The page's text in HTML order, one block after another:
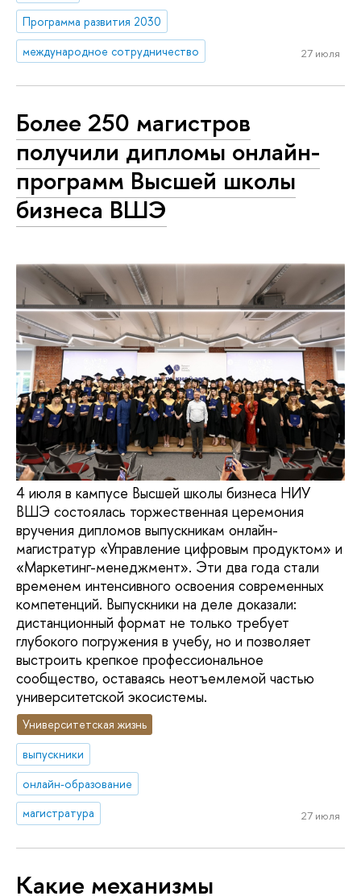
Программа развития 2030
международное сотрудничество
27 июля
Более 250 магистров
получили дипломы онлайн-
программ Высшей школы
бизнеса ВШЭ
4 июля в кампусе Высшей школы бизнеса НИУ
ВШЭ состоялась торжественная церемония
вручения дипломов выпускникам онлайн-
магистратур «Управление цифровым продуктом» и
«Маркетинг-менеджмент». Эти два года стали
временем интенсивного освоения современных
компетенций. Выпускники на деле доказали:
дистанционный формат не только требует
глубокого погружения в учебу, но и позволяет
выстроить крепкое профессиональное
сообщество, оставаясь неотъемлемой частью
университетской экосистемы.
Университетская жизнь
выпускники
онлайн-образование
магистратура
27 июля
Какие механизмы